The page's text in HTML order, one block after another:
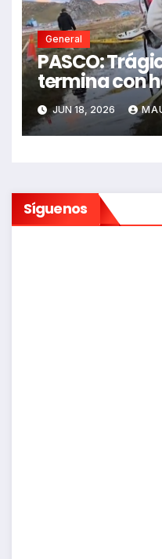
General
PASCO:
termina con
sin vida en
JUN 18, 2026
Síguenos